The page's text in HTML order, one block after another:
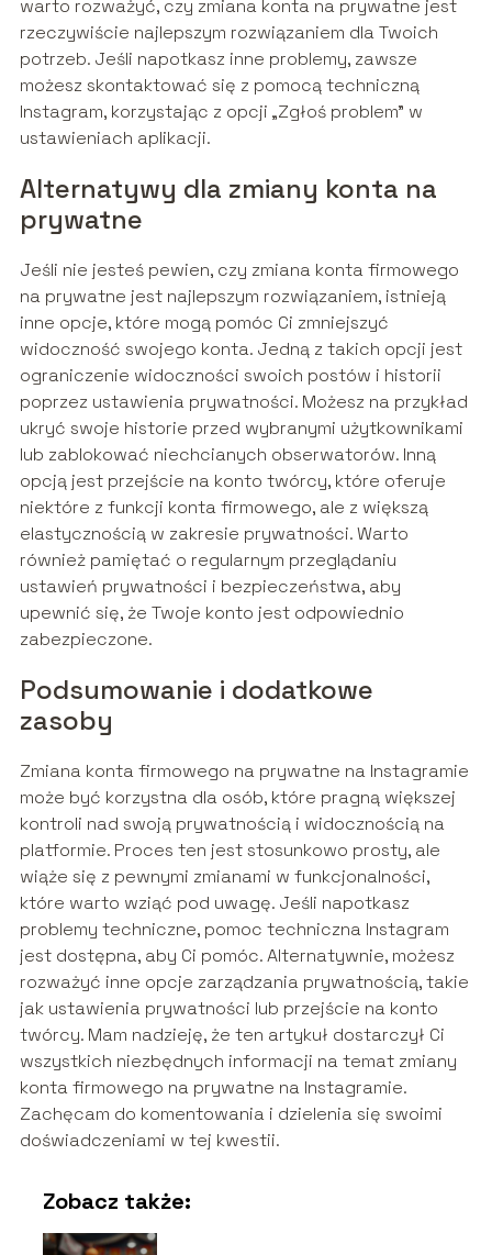
warto rozważyć, czy zmiana konta na prywatne jest
rzeczywiście najlepszym rozwiązaniem dla Twoich
potrzeb. Jeśli napotkasz inne problemy, zawsze
możesz skontaktować się z pomocą techniczną
Instagram, korzystając z opcji „Zgłoś problem” w
ustawieniach aplikacji.
Alternatywy dla zmiany konta na
prywatne
Jeśli nie jesteś pewien, czy zmiana konta firmowego
na prywatne jest najlepszym rozwiązaniem, istnieją
inne opcje, które mogą pomóc Ci zmniejszyć
widoczność swojego konta. Jedną z takich opcji jest
ograniczenie widoczności swoich postów i historii
poprzez ustawienia prywatności. Możesz na przykład
ukryć swoje historie przed wybranymi użytkownikami
lub zablokować niechcianych obserwatorów. Inną
opcją jest przejście na konto twórcy, które oferuje
niektóre z funkcji konta firmowego, ale z większą
elastycznością w zakresie prywatności. Warto
również pamiętać o regularnym przeglądaniu
ustawień prywatności i bezpieczeństwa, aby
upewnić się, że Twoje konto jest odpowiednio
zabezpieczone.
Podsumowanie i dodatkowe
zasoby
Zmiana konta firmowego na prywatne na Instagramie
może być korzystna dla osób, które pragną większej
kontroli nad swoją prywatnością i widocznością na
platformie. Proces ten jest stosunkowo prosty, ale
wiąże się z pewnymi zmianami w funkcjonalności,
które warto wziąć pod uwagę. Jeśli napotkasz
problemy techniczne, pomoc techniczna Instagram
jest dostępna, aby Ci pomóc. Alternatywnie, możesz
rozważyć inne opcje zarządzania prywatnością, takie
jak ustawienia prywatności lub przejście na konto
twórcy. Mam nadzieję, że ten artykuł dostarczył Ci
wszystkich niezbędnych informacji na temat zmiany
konta firmowego na prywatne na Instagramie.
Zachęcam do komentowania i dzielenia się swoimi
doświadczeniami w tej kwestii.
Zobacz także: